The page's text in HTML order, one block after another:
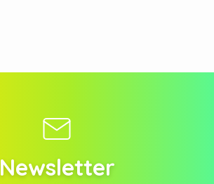
Newsletter